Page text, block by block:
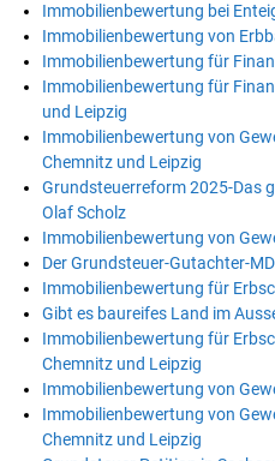
Immobilienbewertung bei
Immobilienbewertung von
Immobilienbewertung für
Immobilienbewertung für
und Leipzig
Immobilienbewertung von
Chemnitz und Leipzig
Grundsteuerreform 2025-Das
Olaf Scholz
Immobilienbewertung von
Der Grundsteuer-Gutachter-
Immobilienbewertung für
Gibt es baureifes Land im
Immobilienbewertung für
Chemnitz und Leipzig
Immobilienbewertung von
Immobilienbewertung von
Chemnitz und Leipzig